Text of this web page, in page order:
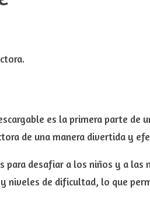
es la primera parte de
de una manera divertida y
para desafiar a los niños y a las
niveles de dificultad, lo que